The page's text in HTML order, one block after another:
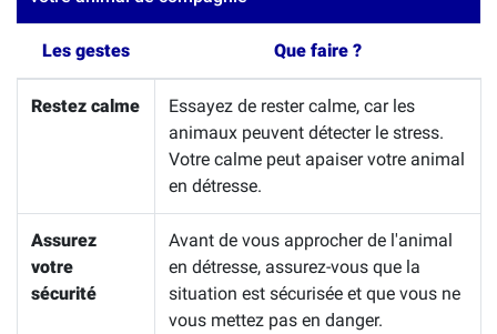
Les gestes Que faire ?
Restez calme
Essayez de rester calme, car les
animaux peuvent détecter le stress.
Votre calme peut apaiser votre animal
en détresse.
Assurez
votre
sécurité
Avant de vous approcher de l'animal
en détresse, assurez-vous que la
situation est sécurisée et que vous ne
vous mettez pas en danger.